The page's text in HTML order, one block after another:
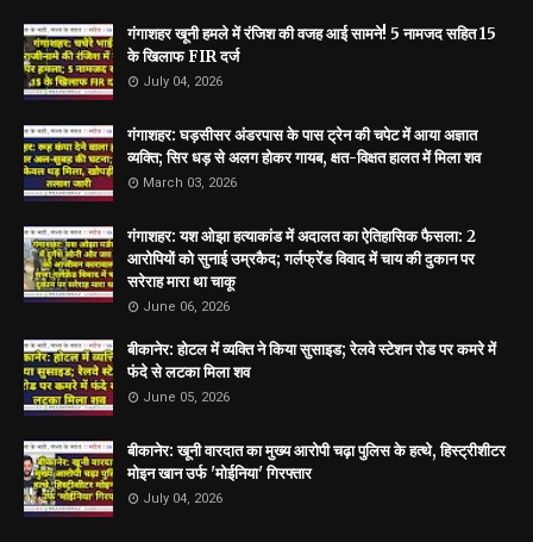
गंगाशहर खूनी हमले में रंजिश की वजह आई सामने! 5 नामजद सहित 15
के खिलाफ FIR दर्ज
July 04, 2026
गंगाशहर: घड़सीसर अंडरपास के पास ट्रेन की चपेट में आया अज्ञात
व्यक्ति; सिर धड़ से अलग होकर गायब, क्षत-विक्षत हालत में मिला शव
March 03, 2026
गंगाशहर: यश ओझा हत्याकांड में अदालत का ऐतिहासिक फैसला: 2
आरोपियों को सुनाई उम्रकैद; गर्लफ्रेंड विवाद में चाय की दुकान पर
सरेराह मारा था चाकू
June 06, 2026
बीकानेर: होटल में व्यक्ति ने किया सुसाइड; रेलवे स्टेशन रोड पर कमरे में
फंदे से लटका मिला शव
June 05, 2026
बीकानेर: खूनी वारदात का मुख्य आरोपी चढ़ा पुलिस के हत्थे, हिस्ट्रीशीटर
मोइन खान उर्फ 'मोईनिया' गिरफ्तार
July 04, 2026